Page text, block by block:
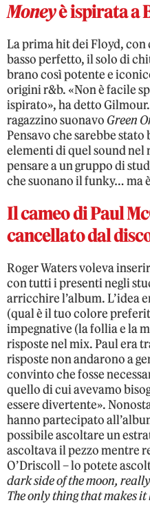
Moneyè ispirata a
La prima hit dei Floyd,
basso perfetto, il solo di
brano così potente e
origini r&b. «Non è facile
ispirato», ha detto
ragazzino suonavo Green
Pensavo che sarebbe
elementi di quel sound
pensare a un gruppo di
che suonano il funky… ma
Il cameo di Paul
cancellato dal
Roger Waters voleva
con tutti i presenti negli
arricchire l’album. L’idea
(qual è il tuo colore
impegnative (la follia e la
risposte nel mix. Paul era
risposte non andarono a
convinto che fosse
quello di cui avevamo
essere divertente».
hanno partecipato
possibile ascoltare un
ascoltava il pezzo mentre
O’Driscoll – lo potete
dark side of the moon,
The only thing that makes it